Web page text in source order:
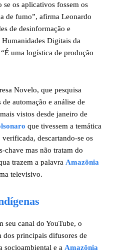
os aplicativos fossem os
de fumo”, afirma Leonardo
de desinformação e
Digitais da
uma logística de produção
Novelo, que pesquisa
automação e análise de
vistos desde janeiro de
que tivessem a temática
descartando-se os
chave mas não tratam do
trazem a palavra Amazônia
televisivo.
seu canal do YouTube, o
dos principais difusores de
socioambiental e a Amazônia